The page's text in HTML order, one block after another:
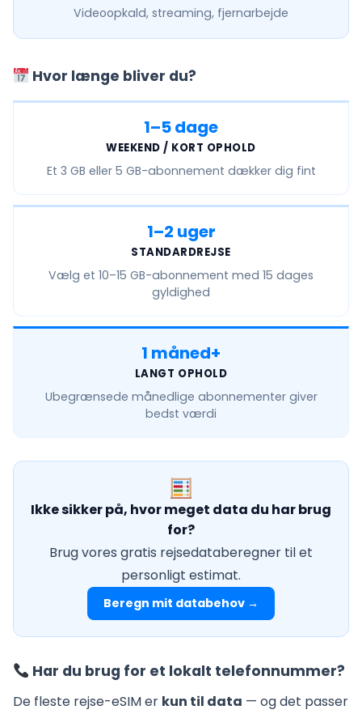
Videoopkald, streaming, fjernarbejde
Hvor længe bliver du?
1–5 dage
WEEKEND / KORT OPHOLD
Et 3 GB eller 5 GB-abonnement dækker dig fint
1–2 uger
STANDARDREJSE
Vælg et 10–15 GB-abonnement med 15 dages
gyldighed
1 måned+
LANGT OPHOLD
Ubegrænsede månedlige abonnementer giver
bedst værdi
Ikke sikker på, hvor meget data du har brug
for?
Brug vores gratis rejsedataberegner til et
personligt estimat.
Beregn mit databehov →
Har du brug for et lokalt telefonnummer?
De fleste rejse-eSIM er kun til data — og det passer